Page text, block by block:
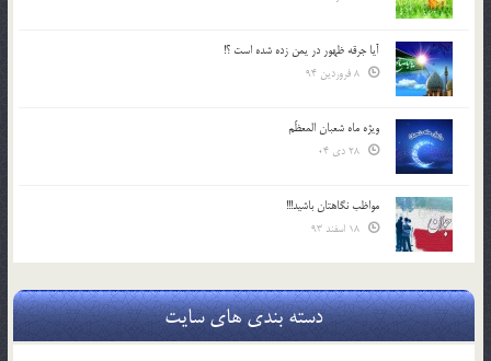
آیا جرقه ظهور در یمن زده شده است ؟!
ویژه ماه شعبان المعظّم
مواظب نگاهتان باشید!!!
دسته بندی های سایت